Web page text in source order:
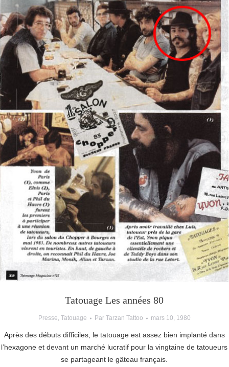
Tatouage Les années 80
Presse, Tatouage Par Tarzan Tattoo mars 10, 1980
Après des débuts difficiles, le tatouage est assez bien implanté dans
l’hexagone et devant un marché lucratif pour la vingtaine de tatoueurs
se partageant le gâteau français.